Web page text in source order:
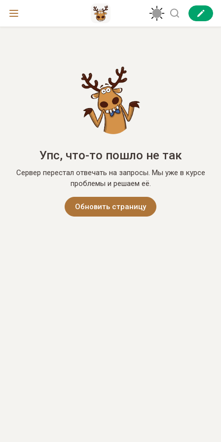
Упс, что-то пошло не так
Сервер перестал отвечать на запросы. Мы уже в курсе
проблемы и решаем её.
Обновить страницу